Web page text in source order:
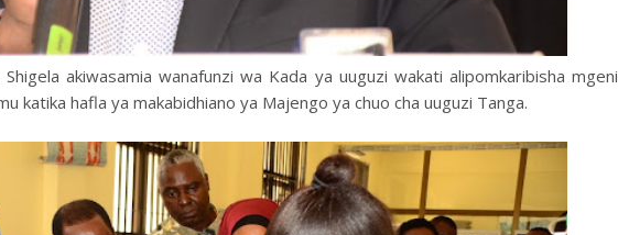
akiwasamia wanafunzi wa Kada ya uuguzi wakati alipomkaribisha mgeni
katika hafla ya makabidhiano ya Majengo ya chuo cha uuguzi Tanga.